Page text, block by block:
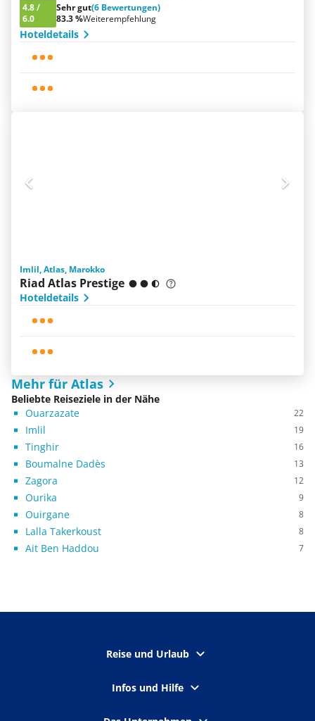
4.8/
6.0
Sehr gut(6 Bewertungen)
83.3 %Weiterempfehlung
Hoteldetails
Imlil, Atlas, Marokko
Riad Atlas Prestige
Hoteldetails
Mehr für Atlas
Beliebte Reiseziele in der Nähe
Ouarzazate
22
Imlil 19
Tinghir 16
Boumalne Dadès 13
Zagora 12
Ourika 9
Ouirgane 8
Lalla Takerkoust 8
Ait Ben Haddou 7
Reise und Urlaub
Infos und Hilfe